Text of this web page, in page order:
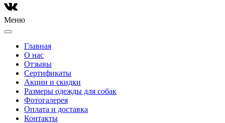
Меню
Главная
О нас
Отзывы
Сертификаты
Акции и скидки
Размеры одежды для собак
Фотогалерея
Оплата и доставка
Контакты